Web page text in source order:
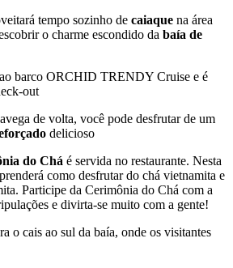
tempo sozinho de caiaque na área
o charme escondido da baía de
ao barco ORCHID TRENDY Cruise e é
out
de volta, você pode desfrutar de um
delicioso
do Chá é servida no restaurante. Nesta
como desfrutar do chá vietnamita e
Participe da Cerimônia do Chá com a
e divirta-se muito com a gente!
o cais ao sul da baía, onde os visitantes